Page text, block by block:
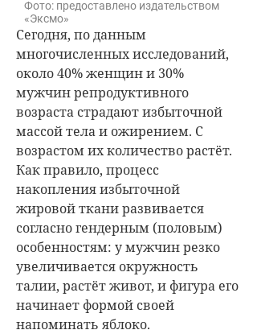
Фото: предоставлено издательством
«Эксмо»
Сегодня, по данным
многочисленных исследований,
около 40% женщин и 30%
мужчин репродуктивного
возраста страдают избыточной
массой тела и ожирением. С
возрастом их количество растёт.
Как правило, процесс
накопления избыточной
жировой ткани развивается
согласно гендерным (половым)
особенностям: у мужчин резко
увеличивается окружность
талии, растёт живот, и фигура его
начинает формой своей
напоминать яблоко.